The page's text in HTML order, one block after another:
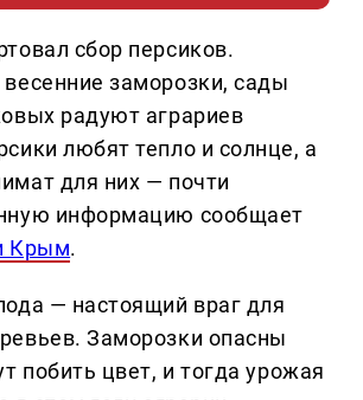
сбор персиков.
заморозки, сады
радуют аграриев
любят тепло и солнце, а
для них — почти
информацию сообщает
Крым.
— настоящий враг для
Заморозки опасны
побить цвет, и тогда урожая